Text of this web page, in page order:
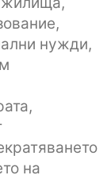
нужди,
на